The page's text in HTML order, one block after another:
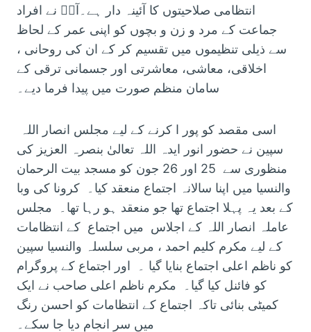
انتظامی صلاحیتوں کا آئینہ دار ہے۔آپؓ نے افراد
جماعت کے مرد و زن و بچوں کو اپنی عمر کے لحاظ
سے ذیلی تنظیموں میں تقسیم کر کے ان کی روحانی ،
اخلاقی، معاشی، معاشرتی اور جسمانی ترقی کے
سامان منظم صورت میں پیدا فرما دیے۔
سپین نے حضور انور ایدہ اللہ تعالیٰ بنصرہ العزیز کی
منظوری سے 25 اور 26 جون کو مسجد بیت الرحمان
والنسیا میں اپنا سالانہ اجتماع منعقد کیا۔ کرونا کی وبا
کے بعد یہ پہلا اجتماع تھا جو منعقد ہو رہا تھا۔ مجلس
عاملہ انصار اللہ کے اجلاس میں اجتماع کے انتظامات
کے لیے مکرم کلیم احمد ، مربی سلسلہ والنسیا سپین
کو ناظم اعلی اجتماع بنایا گیا ۔ اور اجتماع کے پروگرام
کو فائنل کیا گیا۔ مکرم ناظم اعلی صاحب نے ایک
کمیٹی بنائی تاکہ اجتماع کے انتظامات کو احسن رنگ
میں سر انجام دیا جا سکے۔